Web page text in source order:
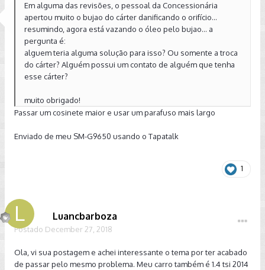
Em alguma das revisões, o pessoal da Concessionária
apertou muito o bujao do cárter danificando o orifício...
resumindo, agora está vazando o óleo pelo bujao... a
pergunta é:
alguem teria alguma solução para isso? Ou somente a troca
do cárter? Alguém possui um contato de alguém que tenha
esse cárter?
muito obrigado!
Passar um cosinete maior e usar um parafuso mais largo
Enviado de meu SM-G9650 usando o Tapatalk
1
Luancbarboza
Postado December 27, 2018
Ola, vi sua postagem e achei interessante o tema por ter acabado
de passar pelo mesmo problema. Meu carro também é 1.4 tsi 2014